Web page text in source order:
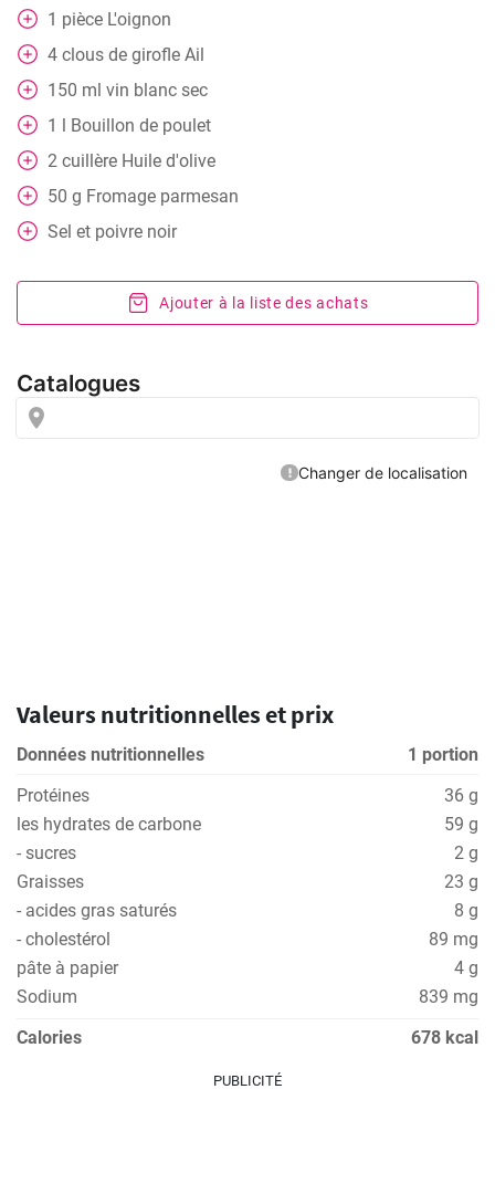
1 pièce L'oignon
4 clous de girofle Ail
150 ml vin blanc sec
1 l Bouillon de poulet
2 cuillère Huile d'olive
50 g Fromage parmesan
Sel et poivre noir
Ajouter à la liste des achats
Valeurs nutritionnelles et prix
Données nutritionnelles
1 portion
Protéines
36 g
les hydrates de carbone
59 g
- sucres
2 g
Graisses
23 g
- acides gras saturés
8 g
- cholestérol
89 mg
pâte à papier
4 g
Sodium
839 mg
Calories
678 kcal
PUBLICITÉ